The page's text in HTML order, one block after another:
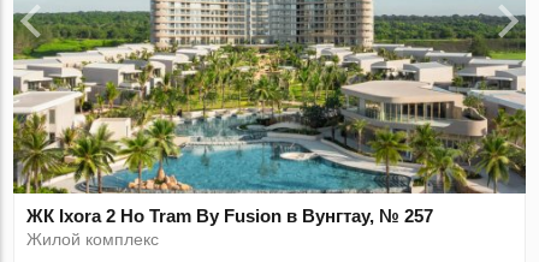
ЖК Ixora 2 Ho Tram By Fusion в Вунгтау, № 257
Жилой комплекс